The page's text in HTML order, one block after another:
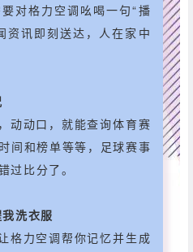
对格力空调吆喝一句“播
资讯即刻送达，人在家中
动口，就能查询体育赛
间和榜单等等，足球赛事
过比分了。
洗衣服
力空调帮你记忆并生成